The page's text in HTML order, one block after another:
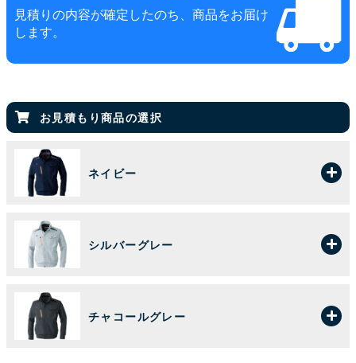
見積りの内容が確定したのち、商品をお届け
します。
お見積もり商品の選択
ネイビー
シルバーグレー
チャコールグレー